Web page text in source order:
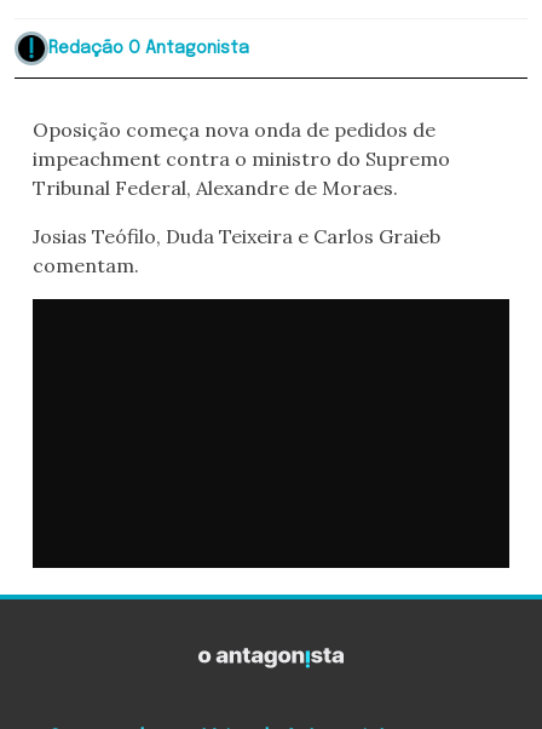
Redação O Antagonista
Oposição começa nova onda de pedidos de
impeachment contra o ministro do Supremo
Tribunal Federal, Alexandre de Moraes.
Josias Teófilo, Duda Teixeira e Carlos Graieb
comentam.